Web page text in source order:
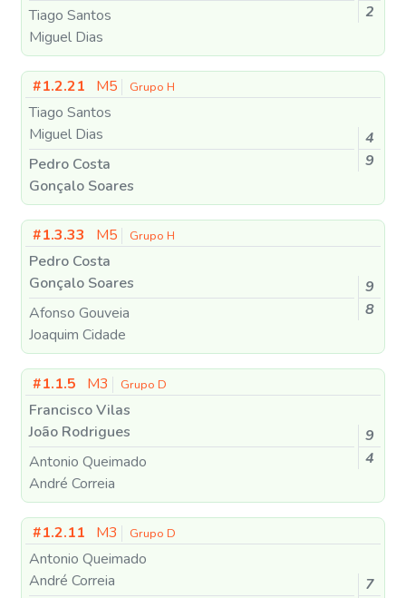
Tiago Santos
Miguel Dias
2
#1.2.21 M5 Grupo H
Tiago Santos
Miguel Dias
Pedro Costa
Gonçalo Soares
4
9
#1.3.33 M5 Grupo H
Pedro Costa
Gonçalo Soares
Afonso Gouveia
Joaquim Cidade
9
8
#1.1.5 M3 Grupo D
Francisco Vilas
João Rodrigues
Antonio Queimado
André Correia
9
4
#1.2.11 M3 Grupo D
Antonio Queimado
André Correia
7